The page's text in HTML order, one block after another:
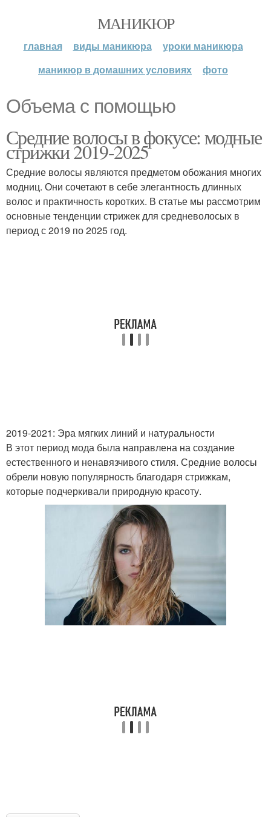
МАНИКЮР
главная виды маникюра
уроки маникюра
маникюр в домашних условиях
фото
Объема с помощью
Средние волосы в фокусе: модные
стрижки 2019-2025
Средние волосы являются предметом обожания многих
модниц. Они сочетают в себе элегантность длинных
волос и практичность коротких. В статье мы рассмотрим
основные тенденции стрижек для средневолосых в
период с 2019 по 2025 год.
2019-2021: Эра мягких линий и натуральности
В этот период мода была направлена на создание
естественного и ненавязчивого стиля. Средние волосы
обрели новую популярность благодаря стрижкам,
которые подчеркивали природную красоту.